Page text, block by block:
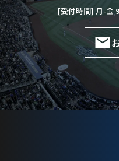
[受付時間] 月-金